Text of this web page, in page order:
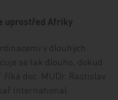
uprostřed Afriky
v dlouhých
se tak dlouho, dokud
doc. MUDr. Rastislav
International